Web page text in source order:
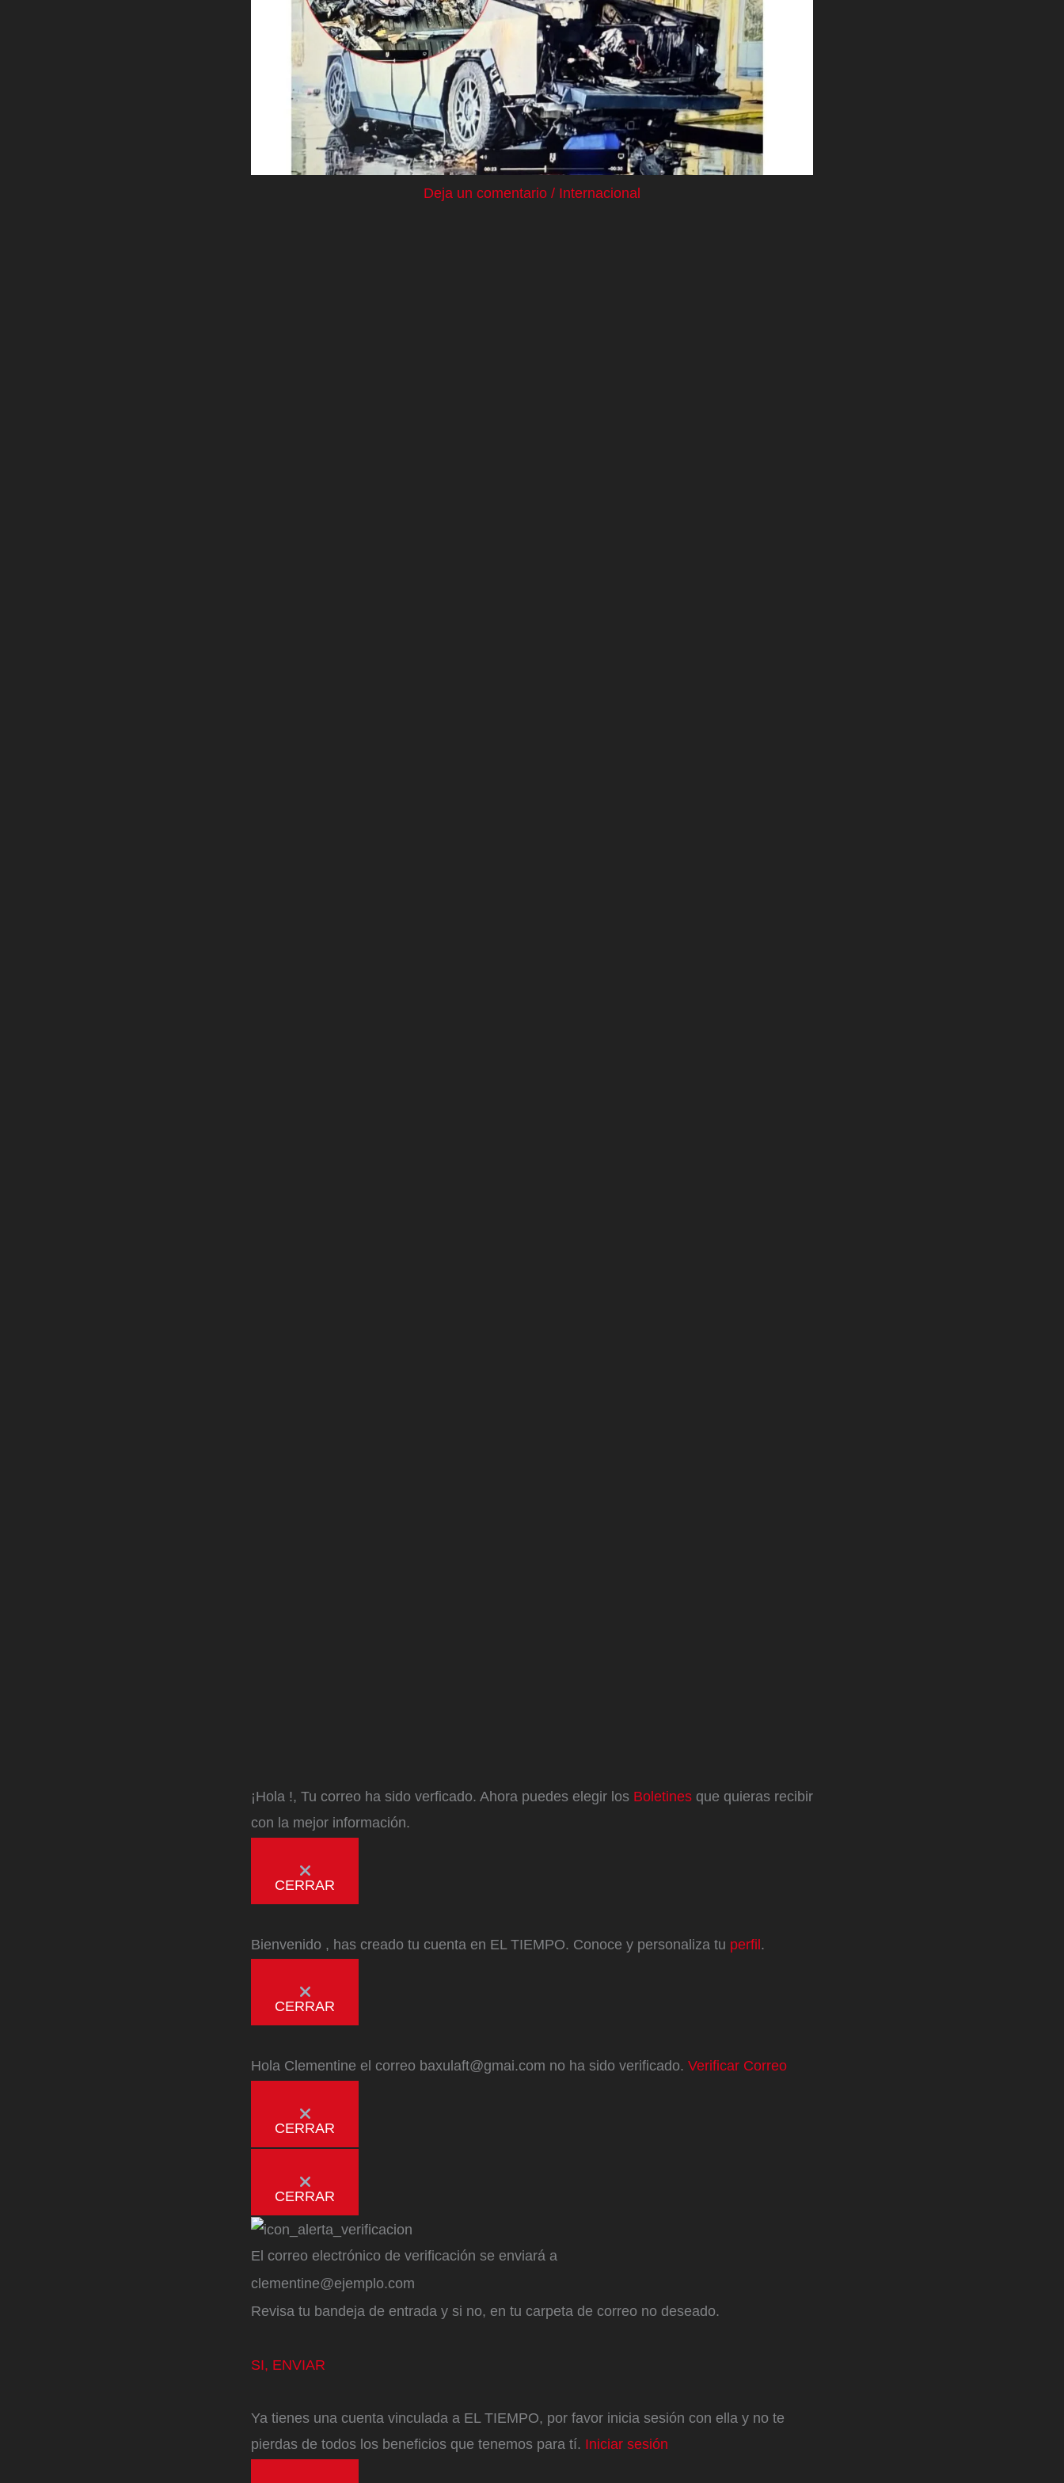
Deja un comentario / Internacional
¡Hola !, Tu correo ha sido verficado. Ahora puedes elegir los Boletines que quieras recibir
con la mejor información.
CERRAR
Bienvenido , has creado tu cuenta en EL TIEMPO. Conoce y personaliza tu perfil.
CERRAR
Hola Clementine el correo baxulaft@gmai.com no ha sido verificado. Verificar Correo
CERRAR
CERRAR
El correo electrónico de verificación se enviará a
clementine@ejemplo.com
Revisa tu bandeja de entrada y si no, en tu carpeta de correo no deseado.
SI, ENVIAR
Ya tienes una cuenta vinculada a EL TIEMPO, por favor inicia sesión con ella y no te
pierdas de todos los beneficios que tenemos para tí. Iniciar sesión